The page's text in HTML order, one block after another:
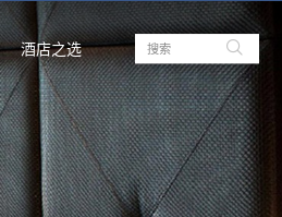
酒店之选